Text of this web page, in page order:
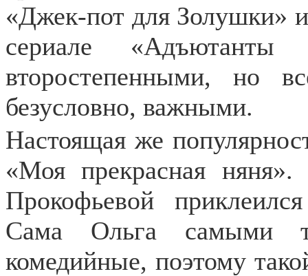
«Джек-пот для Золушки»
сериале
второстепенными, но
безусловно, важными.
Настоящая же
«Моя прекрасная
Прокофьевой
Сама Ольга самыми
комедийные, поэтому